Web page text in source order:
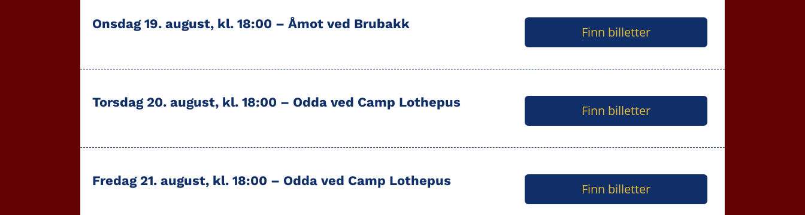
Onsdag 19. august, kl. 18:00 –Åmot ved Brubakk
Finn billetter
Torsdag 20. august, kl. 18:00 – Odda ved Camp Lothepus
Finn billetter
Fredag 21. august, kl. 18:00 – Odda ved Camp Lothepus
Finn billetter